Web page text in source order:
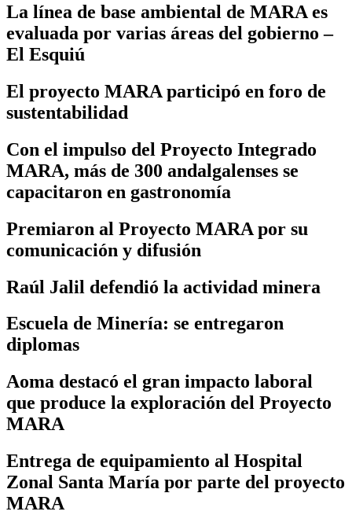
La línea de base ambiental de MARA es
evaluada por varias áreas del gobierno –
El Esquiú
El proyecto MARA participó en foro de
sustentabilidad
Con el impulso del Proyecto Integrado
MARA, más de 300 andalgalenses se
capacitaron en gastronomía
Premiaron al Proyecto MARA por su
comunicación y difusión
Raúl Jalil defendió la actividad minera
Escuela de Minería: se entregaron
diplomas
Aoma destacó el gran impacto laboral
que produce la exploración del Proyecto
MARA
Entrega de equipamiento al Hospital
Zonal Santa María por parte del proyecto
MARA